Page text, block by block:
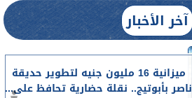
آخر الأخبار
ميزانية 16 مليون جنيه لتطوير حديقة
ناصر بأبوتيج.. نقلة حضارية تحافظ على...